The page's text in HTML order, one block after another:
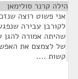
הילה קרנר סולימאן
אני פשוט רוצה
לקורבן עבירה
שהיתה אמורה להגן
של לצמצם את
קשות ....